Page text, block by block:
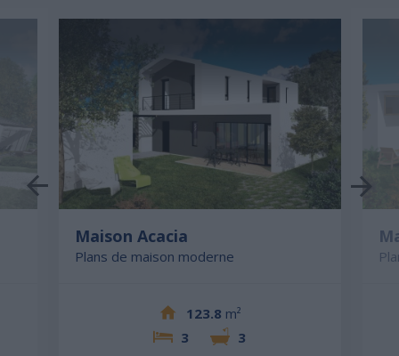
Maison Acacia
Plans de maison moderne
123.8 m²
3
3